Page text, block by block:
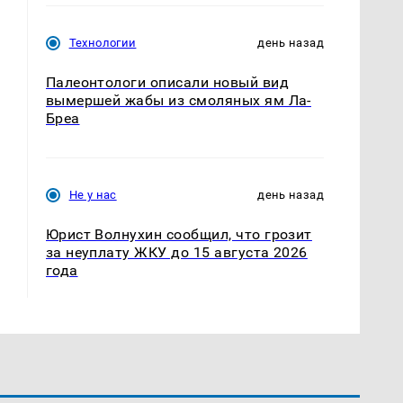
Технологии день назад
Палеонтологи описали новый вид
вымершей жабы из смоляных ям Ла-
Бреа
Не у нас день назад
Юрист Волнухин сообщил, что грозит
за неуплату ЖКУ до 15 августа 2026
года